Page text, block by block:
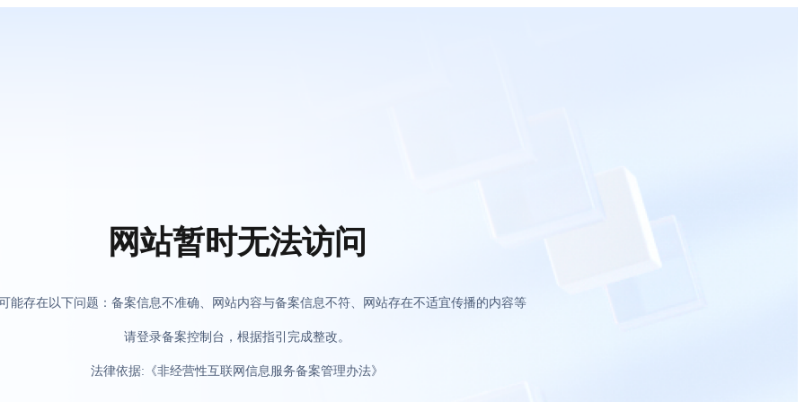
网站暂时无法访问
能存在以下问题：备案信息不准确、网站内容与备案信息不符、网站存在不适宜传播的内容等
请登录备案控制台，根据指引完成整改。
法律依据:《非经营性互联网信息服务备案管理办法》